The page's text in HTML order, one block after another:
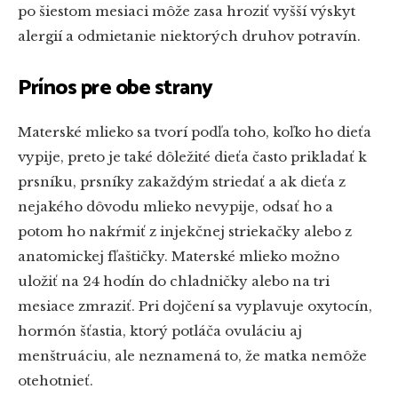
po šiestom mesiaci môže zasa hroziť vyšší výskyt
alergií a odmietanie niektorých druhov potravín.
Prínos pre obe strany
Materské mlieko sa tvorí podľa toho, koľko ho dieťa
vypije, preto je také dôležité dieťa často prikladať k
prsníku, prsníky zakaždým striedať a ak dieťa z
nejakého dôvodu mlieko nevypije, odsať ho a
potom ho nakŕmiť z injekčnej striekačky alebo z
anatomickej fľaštičky. Materské mlieko možno
uložiť na 24 hodín do chladničky alebo na tri
mesiace zmraziť. Pri dojčení sa vyplavuje oxytocín,
hormón šťastia, ktorý potláča ovuláciu aj
menštruáciu, ale neznamená to, že matka nemôže
otehotnieť.